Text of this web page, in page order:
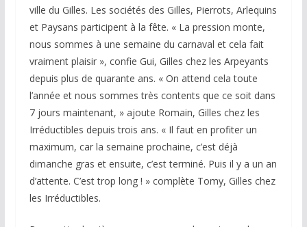
ville du Gilles. Les sociétés des Gilles, Pierrots, Arlequins
et Paysans participent à la fête. « La pression monte,
nous sommes à une semaine du carnaval et cela fait
vraiment plaisir », confie Gui, Gilles chez les Arpeyants
depuis plus de quarante ans. « On attend cela toute
l’année et nous sommes très contents que ce soit dans
7 jours maintenant, » ajoute Romain, Gilles chez les
Irréductibles depuis trois ans. « Il faut en profiter un
maximum, car la semaine prochaine, c’est déjà
dimanche gras et ensuite, c’est terminé. Puis il y a un an
d’attente. C’est trop long ! » complète Tomy, Gilles chez
les Irréductibles.